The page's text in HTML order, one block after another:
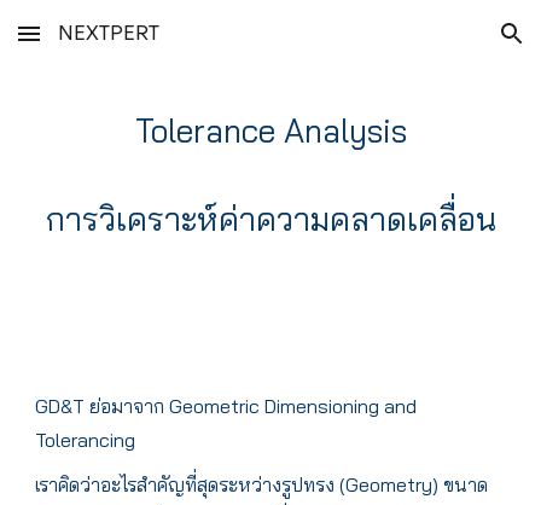
Skip to main content Skip to navigation
NEXTPERT
Tolerance Analysis
การวิเคราะห์ค่าความคลาดเคลื่อน
GD&T ย่อมาจาก Geometric Dimensioning and
Tolerancing
เราคิดว่าอะไรสำคัญที่สุดระหว่างรูปทรง (Geometry) ขนาด